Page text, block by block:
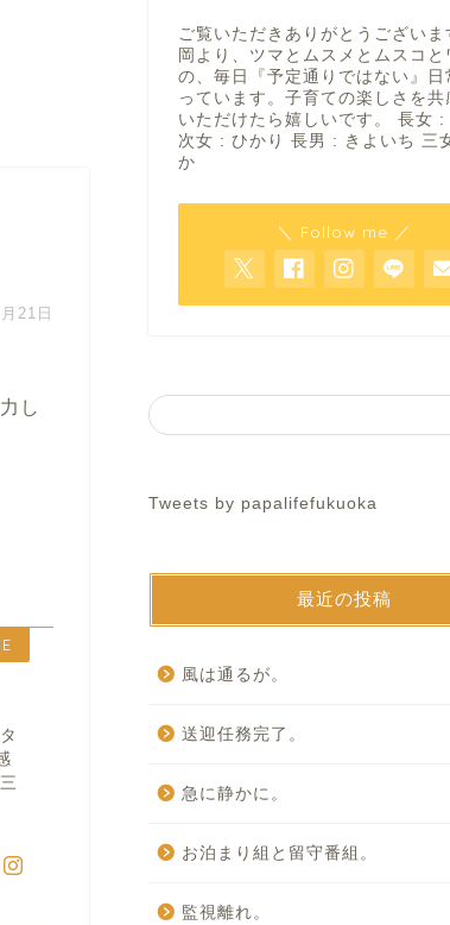
21日
し
ご覧いただきありがとうございま
岡より、ツマとムスメとムスコと
の、毎日『予定通りではない』日
っています。子育ての楽しさを共
いただけたら嬉しいです。 長女 :
次女 : ひかり 長男 : きよいち 三
か
＼ Follow me ／
Tweets by papalifefukuoka
最近の投稿
風は通るが。
送迎任務完了。
急に静かに。
お泊まり組と留守番組。
監視離れ。